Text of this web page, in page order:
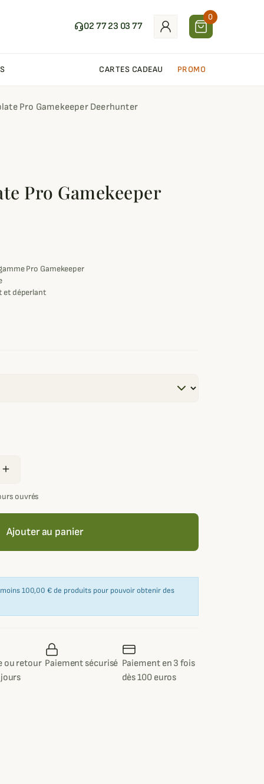
02 77 23 03 77
0
CARTES CADEAU PROMO
Pro Gamekeeper Deerhunter
Pro Gamekeeper
Pro Gamekeeper
et déperlant
add
ouvrés
Ajouter au panier
100,00 € de produits pour pouvoir obtenir des
ou retour Paiement sécurisé Paiement en 3 fois
dès 100 euros